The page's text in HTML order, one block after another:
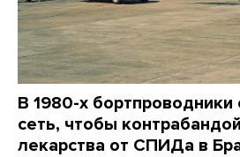
В 1980-х
сеть, чтобы
лекарства от СПИДа в